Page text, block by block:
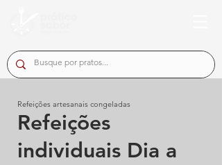
Refeições artesanais congeladas
Refeições
individuais Dia a